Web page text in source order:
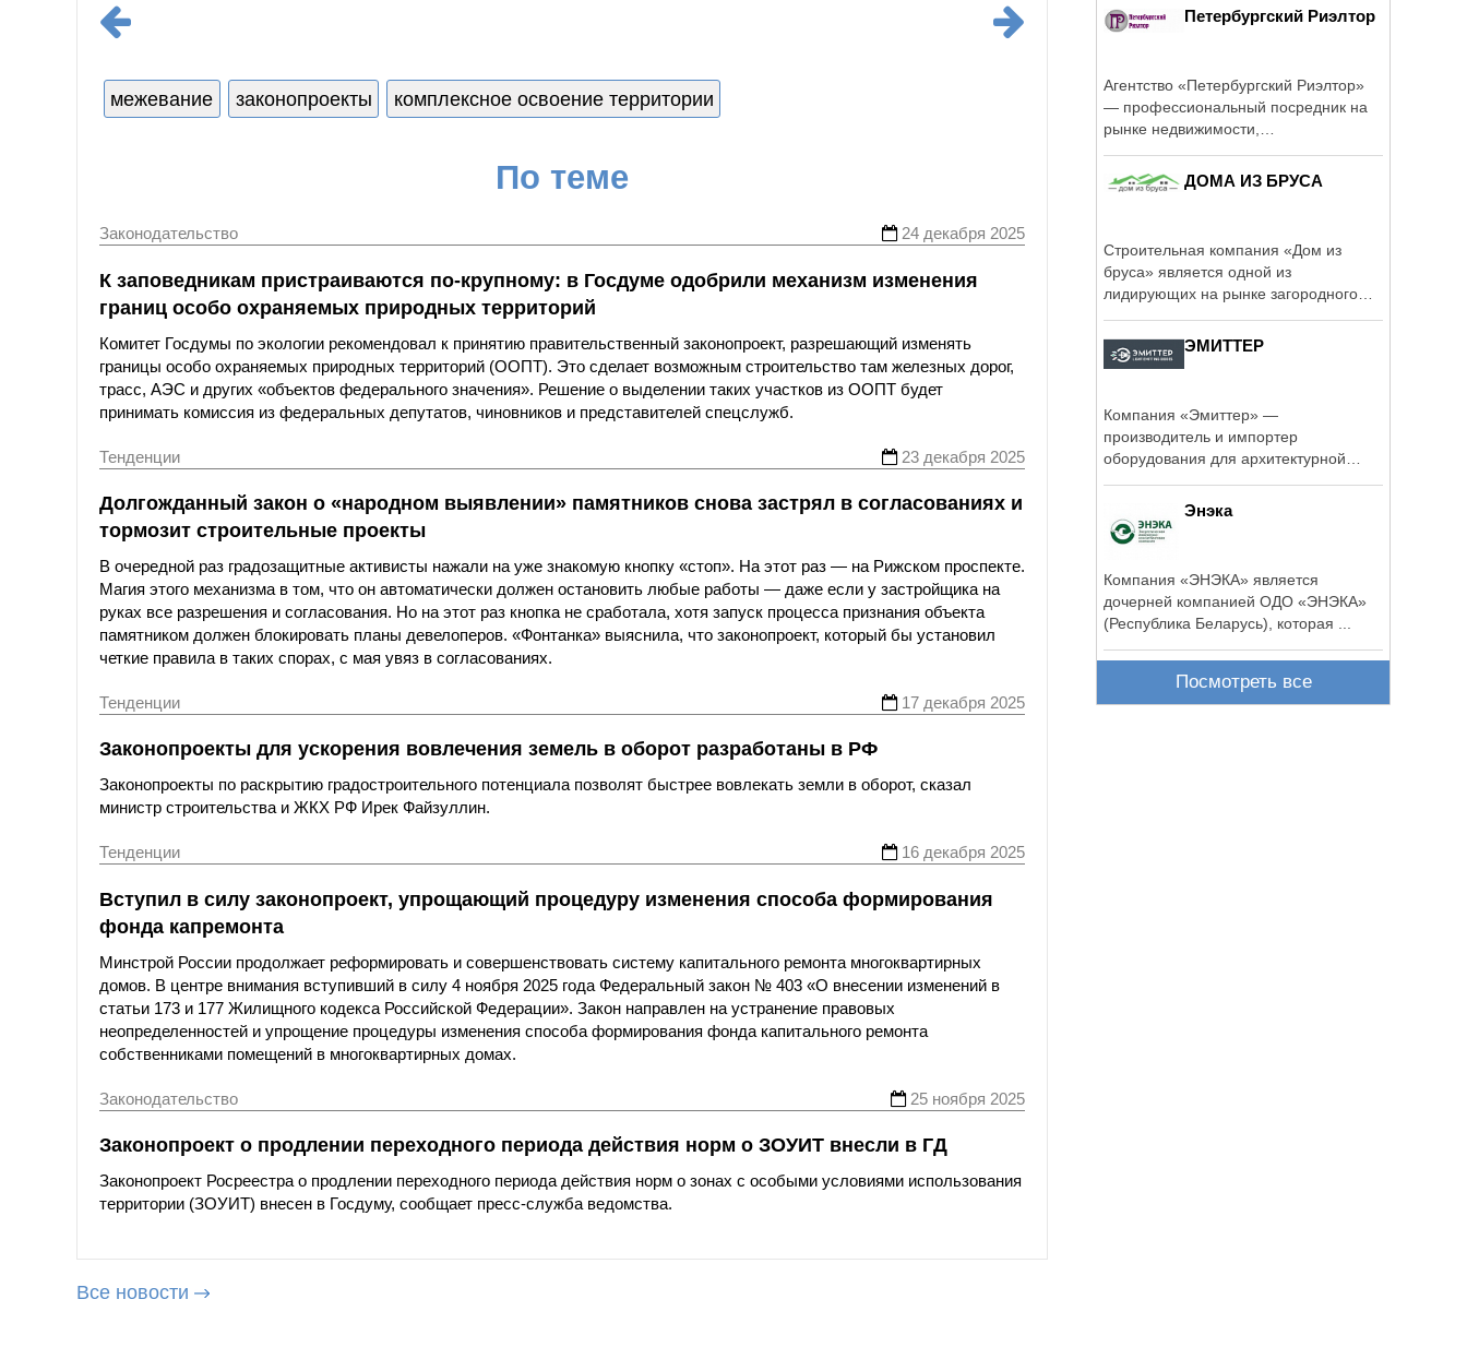
межевание законопроекты комплексное освоение территории
По теме
Законодательство 24 декабря 2025
К заповедникам пристраиваются по-крупному: в Госдуме одобрили механизм изменения
границ особо охраняемых природных территорий
Комитет Госдумы по экологии рекомендовал к принятию правительственный законопроект, разрешающий изменять
границы особо охраняемых природных территорий (ООПТ). Это сделает возможным строительство там железных дорог,
трасс, АЭС и других «объектов федерального значения». Решение о выделении таких участков из ООПТ будет
принимать комиссия из федеральных депутатов, чиновников и представителей спецслужб.
Тенденции 23 декабря 2025
Долгожданный закон о «народном выявлении» памятников снова застрял в согласованиях и
тормозит строительные проекты
В очередной раз градозащитные активисты нажали на уже знакомую кнопку «стоп». На этот раз — на Рижском проспекте.
Магия этого механизма в том, что он автоматически должен остановить любые работы — даже если у застройщика на
руках все разрешения и согласования. Но на этот раз кнопка не сработала, хотя запуск процесса признания объекта
памятником должен блокировать планы девелоперов. «Фонтанка» выяснила, что законопроект, который бы установил
четкие правила в таких спорах, с мая увяз в согласованиях.
Тенденции 17 декабря 2025
Законопроекты для ускорения вовлечения земель в оборот разработаны в РФ
Законопроекты по раскрытию градостроительного потенциала позволят быстрее вовлекать земли в оборот, сказал
министр строительства и ЖКХ РФ Ирек Файзуллин.
Тенденции 16 декабря 2025
Вступил в силу законопроект, упрощающий процедуру изменения способа формирования
фонда капремонта
Минстрой России продолжает реформировать и совершенствовать систему капитального ремонта многоквартирных
домов. В центре внимания вступивший в силу 4 ноября 2025 года Федеральный закон № 403 «О внесении изменений в
статьи 173 и 177 Жилищного кодекса Российской Федерации». Закон направлен на устранение правовых
неопределенностей и упрощение процедуры изменения способа формирования фонда капитального ремонта
собственниками помещений в многоквартирных домах.
Законодательство 25 ноября 2025
Законопроект о продлении переходного периода действия норм о ЗОУИТ внесли в ГД
Законопроект Росреестра о продлении переходного периода действия норм о зонах с особыми условиями использования
территории (ЗОУИТ) внесен в Госдуму, сообщает пресс-служба ведомства.
Все новости
Петербургский Риэлтор
Агентство «Петербургский Риэлтор»
— профессиональный посредник на
рынке недвижимости,
ДОМА ИЗ БРУСА
Строительная компания «Дом из
бруса» является одной из
лидирующих на рынке загородного
ЭМИТТЕР
Компания «Эмиттер» —
производитель и импортер
оборудования для архитектурной
Энэка
Компания «ЭНЭКА» является
дочерней компанией ОДО «ЭНЭКА»
(Республика Беларусь), которая ...
Посмотреть все